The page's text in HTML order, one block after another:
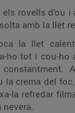
els rovells d’ou
amb la llet
la llet
tot i cou-ho a foc baix,
la en un bol i
la refredar filmada a pell.
nevera.